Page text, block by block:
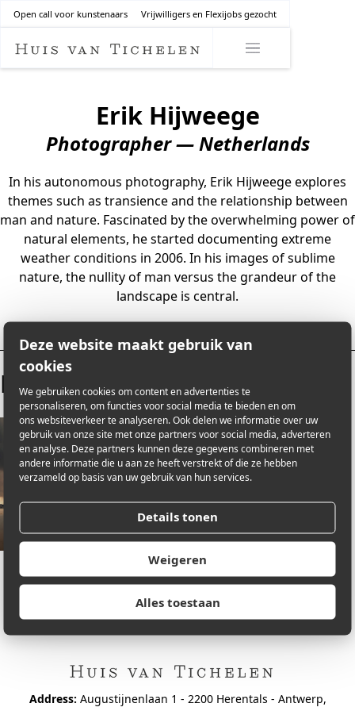
Deze website maakt gebruik van
cookies
We gebruiken cookies om content en advertenties te
personaliseren, om functies voor social media te bieden en om
ons websiteverkeer te analyseren. Ook delen we informatie over uw
gebruik van onze site met onze partners voor social media, adverteren
en analyse. Deze partners kunnen deze gegevens combineren met
andere informatie die u aan ze heeft verstrekt of die ze hebben
verzameld op basis van uw gebruik van hun services.
Details tonen
Weigeren
Alles toestaan
Open call voor kunstenaars Vrijwilligers en Flexijobs gezocht
Erik Hijweege
Photographer — Netherlands
In his autonomous photography, Erik Hijweege explores
themes such as transience and the relationship between
man and nature. Fascinated by the overwhelming power of
natural elements, he started documenting extreme
weather conditions in 2006. In his images of sublime
nature, the nullity of man versus the grandeur of the
landscape is central.
Kunstwerken
Address: Augustijnenlaan 1 - 2200 Herentals - Antwerp,